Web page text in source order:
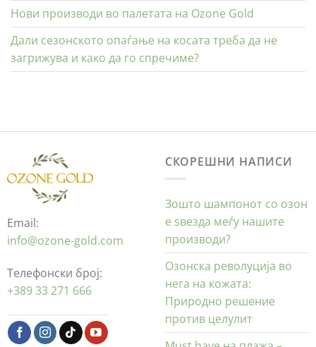
Нови производи во палетата на Ozone Gold
Дали сезонското опаѓање на косата треба да не
загрижува и како да го спречиме?
Email:
info@ozone-gold.com
Телефонски број:
+389 33 271 666
СКОРЕШНИ НАПИСИ
Зошто шампонот со озон
е ѕвезда меѓу нашите
производи?
Озонска револуција во
нега на кожата:
Природно решение
против целулит